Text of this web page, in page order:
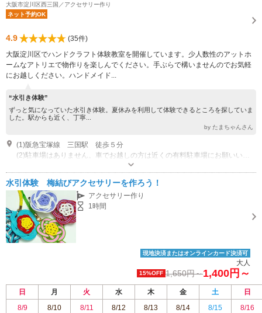
大阪市淀川区西三国／アクセサリー作り
ネット予約OK
4.9
(35件)
大阪淀川区でハンドクラフト体験教室を開催しています。少人数性のアットホ
ームなアトリエで物作りを楽しんでください。手ぶらで構いませんのでお気軽
にお越しください。ハンドメイド...
“水引き体験”
ずっと気になっていた水引き体験。夏休みを利用して体験できるところを探していま
した。駅からも近く、丁寧...
by たまちゃんさん
(1)阪急宝塚線 三国駅 徒歩５分
営業：日・火・木・土 祝日 10：00～
水引体験 梅結びアクセサリーを作ろう！
アクセサリー作り
1時間
現地決済またはオンラインカード決済可
大人
15%OFF 1,650円～1,400円～
日 月 火 水 木 金 土
日
8/9
8/10 8/11 8/12 8/13 8/14 8/15 8/16